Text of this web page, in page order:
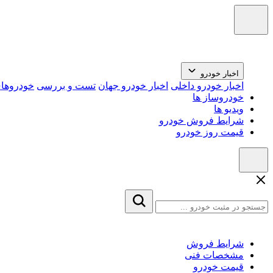
اخبار خودرو
اخبار خودرو داخلی اخبار خودرو جهان تست و بررسی
خودروساز ها
ویدیو ها
شرایط فروش خودرو
قیمت روز خودرو
شرایط فروش
مشخصات فنی
قیمت خودرو